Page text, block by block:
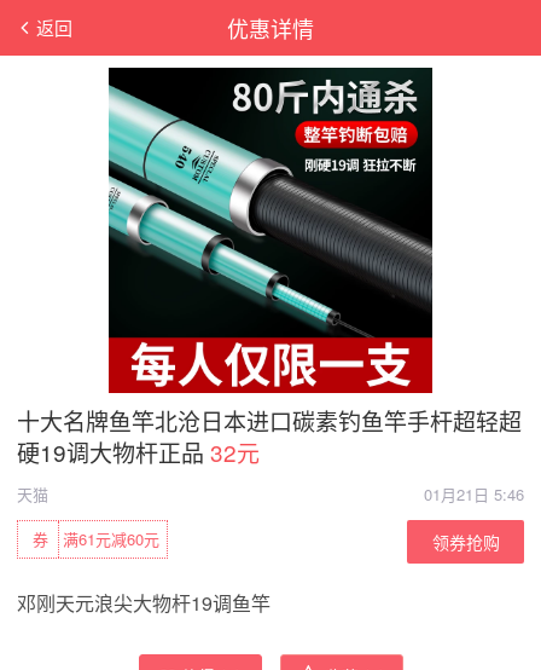
优惠详情
返回
十大名牌鱼竿北沧日本进口碳素钓鱼竿手杆超轻超
硬19调大物杆正品 32元
天猫
01月21日 5:46
满61元减60元
券 领券抢购
邓刚天元浪尖大物杆19调鱼竿